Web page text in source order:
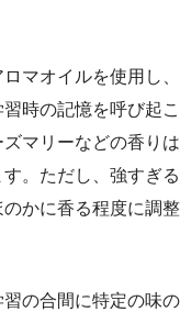
マオイルを使用し、
時の記憶を呼び起こ
マリーなどの香りは
。ただし、強すぎる
かに香る程度に調整
の合間に特定の味の